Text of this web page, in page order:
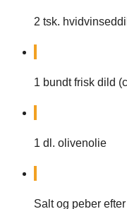
2 tsk.
1 bundtfrisk dild
1 dl. olivenolie
Salt og peber